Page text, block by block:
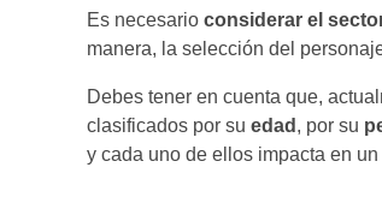
Es necesario considerar el
manera, la selección del
Debes tener en cuenta que,
clasificados por su edad , por su
y cada uno de ellos impacta en